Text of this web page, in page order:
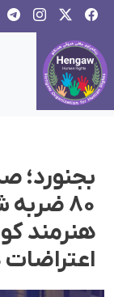
۸۰
هنرمند